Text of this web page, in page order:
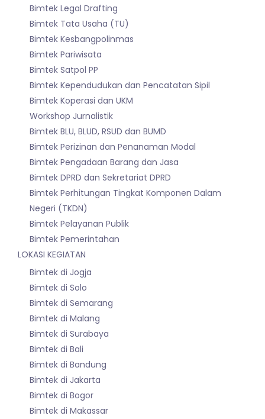
Bimtek Legal Drafting
Bimtek Tata Usaha (TU)
Bimtek Kesbangpolinmas
Bimtek Pariwisata
Bimtek Satpol PP
Bimtek Kependudukan dan Pencatatan Sipil
Bimtek Koperasi dan UKM
Workshop Jurnalistik
Bimtek BLU, BLUD, RSUD dan BUMD
Bimtek Perizinan dan Penanaman Modal
Bimtek Pengadaan Barang dan Jasa
Bimtek DPRD dan Sekretariat DPRD
Bimtek Perhitungan Tingkat Komponen Dalam
Negeri (TKDN)
Bimtek Pelayanan Publik
Bimtek Pemerintahan
LOKASI KEGIATAN
Bimtek di Jogja
Bimtek di Solo
Bimtek di Semarang
Bimtek di Malang
Bimtek di Surabaya
Bimtek di Bali
Bimtek di Bandung
Bimtek di Jakarta
Bimtek di Bogor
Bimtek di Makassar